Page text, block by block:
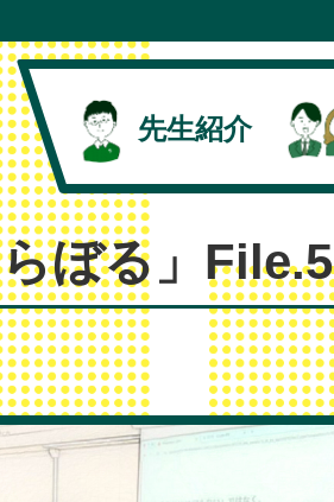
先生紹介
ぼる」File.5